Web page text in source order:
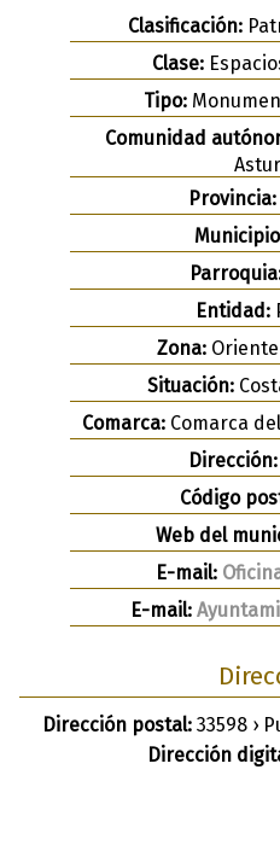
Clasificación:
Clase:
Tipo:
Comunidad
Provincia:
Entidad:
Zona:
Situación:
Comarca: Comarca
Dirección:
Código
Web del
E-mail:
E-mail:
Dirección postal:33598 ›
Dirección